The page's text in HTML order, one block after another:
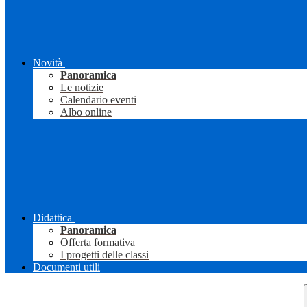
Novità
Panoramica
Le notizie
Calendario eventi
Albo online
Didattica
Panoramica
Offerta formativa
I progetti delle classi
Documenti utili